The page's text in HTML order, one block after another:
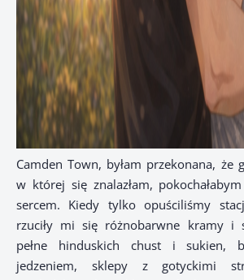
Camden Town, byłam przekonana, że
w której się znalazłam,
sercem. Kiedy tylko opuściliśmy
rzuciły mi się różnobarwne kramy i
pełne hinduskich chust i sukien,
jedzeniem, sklepy z gotyckimi